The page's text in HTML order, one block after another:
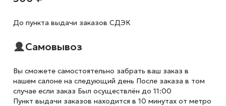
До пункта выдачи заказов СДЭК
Самовывоз
Вы сможете самостоятельно забрать ваш заказ в
нашем салоне на следующий день После заказа в том
случае если заказ Был осуществлён до 11:00
Пункт выдачи заказов находится в 10 минутах от метро